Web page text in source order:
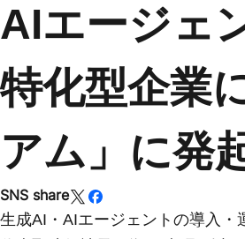
AIエージェ
特化型企業
アム」に発
SNS share
生成AI・AIエージェントの導入